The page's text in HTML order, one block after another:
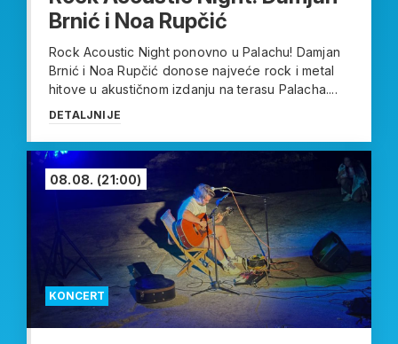
Brnić i Noa Rupčić
Rock Acoustic Night ponovno u Palachu! Damjan
Brnić i Noa Rupčić donose najveće rock i metal
hitove u akustičnom izdanju na terasu Palacha....
DETALJNIJE
KONCERT
08.08. (21:00)